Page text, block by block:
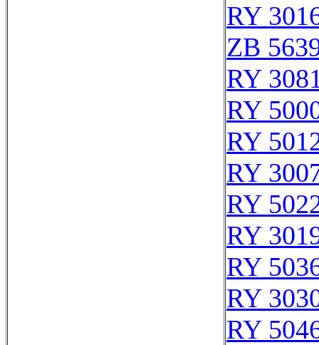
RY
ZB
RY
RY
RY
RY
RY
RY
RY
RY
RY